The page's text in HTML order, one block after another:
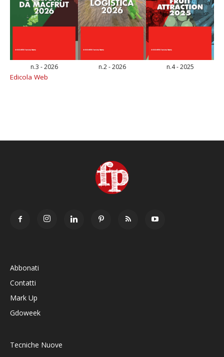
n.3 - 2026 n.2 - 2026 n.4 - 2025
Edicola Web
Abbonati
Contatti
Mark Up
Gdoweek
Tecniche Nuove